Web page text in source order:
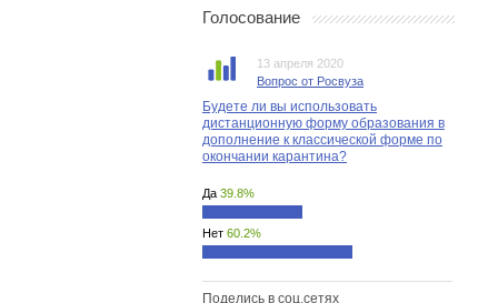
Голосование
13 апреля 2020
Вопрос от Росвуза
Будете ли вы использовать
дистанционную форму образования в
дополнение к классической форме по
окончании карантина?
Да 39.8%
Нет 60.2%
Поделись в соц.сетях